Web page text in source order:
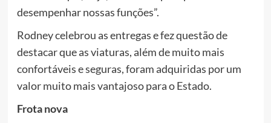
desempenhar nossas funções”.
Rodney celebrou as entregas e fez questão de
destacar que as viaturas, além de muito mais
confortáveis e seguras, foram adquiridas por um
valor muito mais vantajoso para o Estado.
Frota nova